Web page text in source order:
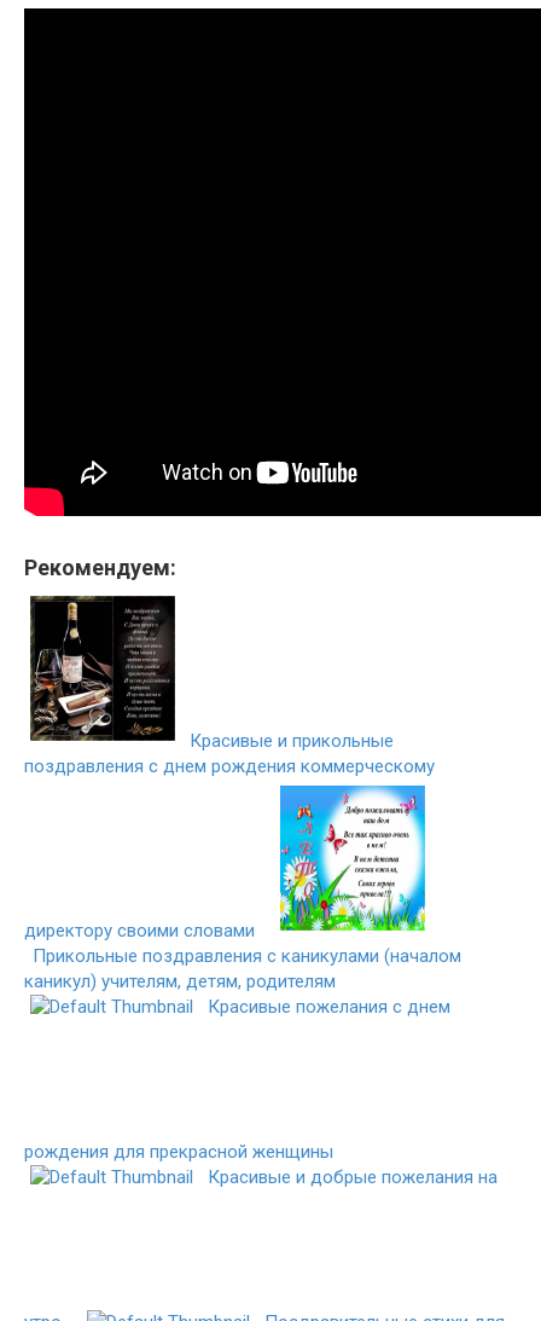
Рекомендуем:
Красивые и прикольные
поздравления с днем рождения коммерческому
директору своими словами
Прикольные поздравления с каникулами (началом
каникул) учителям, детям, родителям
Красивые пожелания с днем
рождения для прекрасной женщины
Красивые и добрые пожелания на